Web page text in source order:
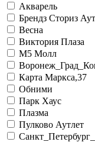
Акварель
Брендз Сториз
Весна
Виктория Плаза
М5 Молл
Карта Маркса,37
Обними
Парк Хаус
Плазма
Пулково Аутлет